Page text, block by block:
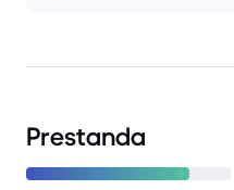
Prestanda